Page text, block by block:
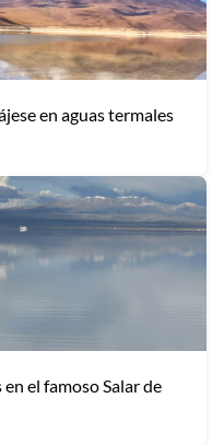
en aguas termales
el famoso Salar de